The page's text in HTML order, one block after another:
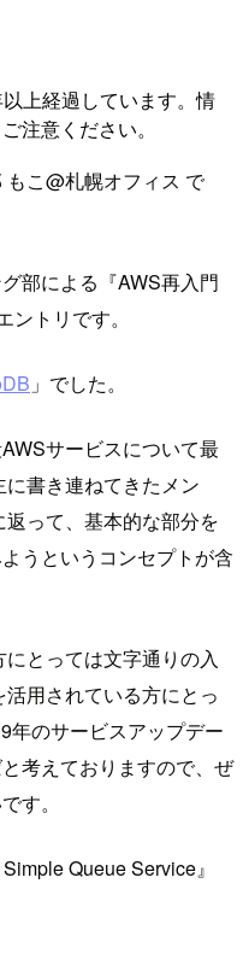
上経過しています。情
注意ください。
こ@札幌オフィス で
部による『AWS再入門
トリです。
」でした。
サービスについて最
書き連ねてきたメン
って、基本的な部分を
うというコンセプトが含
とっては文字通りの入
用されている方にとっ
年のサービスアップデー
考えておりますので、ぜ
す。
Queue Service』